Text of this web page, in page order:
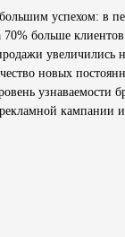
успехом: в
70% больше
увеличились
новых
узнаваемости
кампании